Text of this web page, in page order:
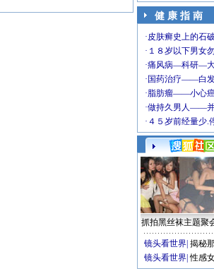
健 康 指 南
抓拍黑丝袜主题聚
镜头看世界 揭秘
镜头看世界 性感